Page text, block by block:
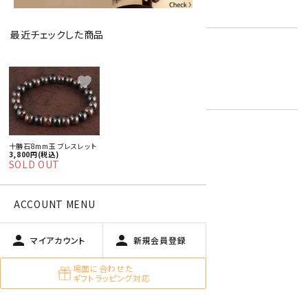
最近チェックした商品
十勝石8mm玉 ブレスレット
3,800円(税込)
SOLD OUT
favorite
ACCOUNT MENU
person マイアカウント person 新規会員登録
場面に合わせた
ギフトラッピング対応
在庫状況: 在庫 0 売切れ中
キーワード:
オブシディアン【黒曜石・十勝石】
黒色
toc オプションの値段詳細
特定商取引法に基づく表記 (返品など)
この商品を友達に教える
買い物を続ける
商品説明